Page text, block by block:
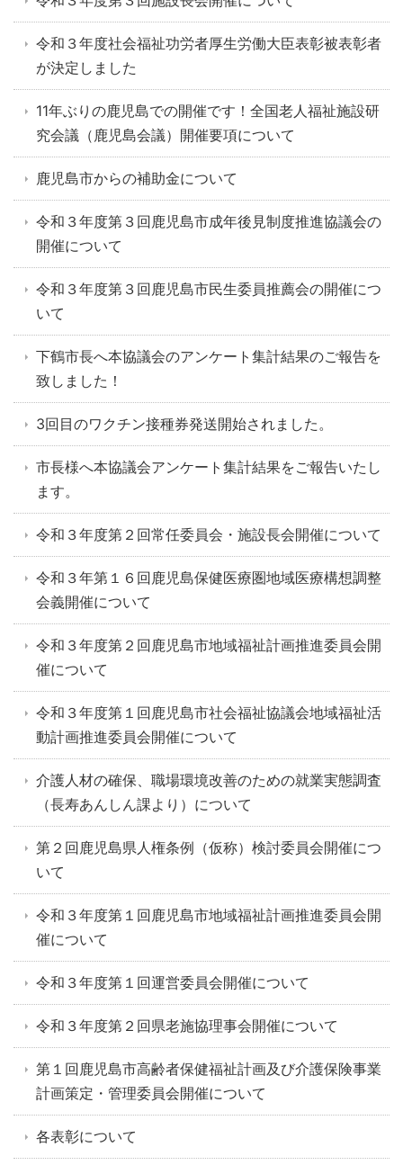
令和３年度社会福祉功労者厚生労働大臣表彰被表彰者
が決定しました
11年ぶりの鹿児島での開催です！全国老人福祉施設研
究会議（鹿児島会議）開催要項について
鹿児島市からの補助金について
令和３年度第３回鹿児島市成年後見制度推進協議会の
開催について
令和３年度第３回鹿児島市民生委員推薦会の開催につ
いて
下鶴市長へ本協議会のアンケート集計結果のご報告を
致しました！
3回目のワクチン接種券発送開始されました。
市長様へ本協議会アンケート集計結果をご報告いたし
ます。
令和３年度第２回常任委員会・施設長会開催について
令和３年第１６回鹿児島保健医療圏地域医療構想調整
会義開催について
令和３年度第２回鹿児島市地域福祉計画推進委員会開
催について
令和３年度第１回鹿児島市社会福祉協議会地域福祉活
動計画推進委員会開催について
介護人材の確保、職場環境改善のための就業実態調査
（長寿あんしん課より）について
第２回鹿児島県人権条例（仮称）検討委員会開催につ
いて
令和３年度第１回鹿児島市地域福祉計画推進委員会開
催について
令和３年度第１回運営委員会開催について
令和３年度第２回県老施協理事会開催について
第１回鹿児島市高齢者保健福祉計画及び介護保険事業
計画策定・管理委員会開催について
各表彰について